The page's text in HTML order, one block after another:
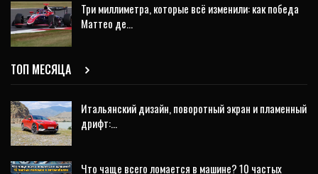
Три миллиметра, которые всё изменили: как победа
Маттео де…
ТОП МЕСЯЦА
Итальянский дизайн, поворотный экран и пламенный
дрифт:…
Что чаще всего ломается в машине? 10 частых